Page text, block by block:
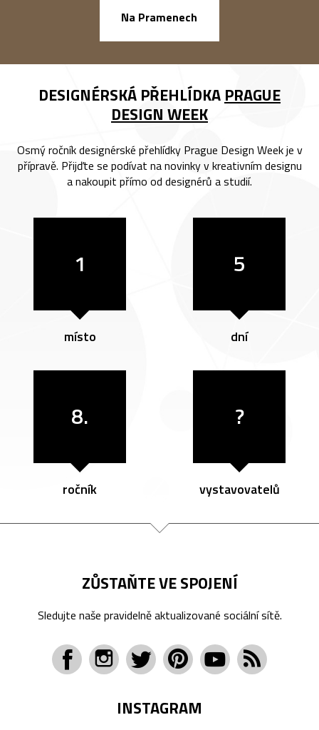
Na Pramenech
DESIGNÉRSKÁ PŘEHLÍDKA PRAGUE
DESIGN WEEK
Osmý ročník designérské přehlídky Prague Design Week je v
přípravě. Přijďte se podívat na novinky v kreativním designu
a nakoupit přímo od designérů a studií.
1
místo
5
dní
8.
ročník
?
vystavovatelů
ZŮSTAŇTE VE SPOJENÍ
Sledujte naše pravidelně aktualizované sociální sítě.
INSTAGRAM